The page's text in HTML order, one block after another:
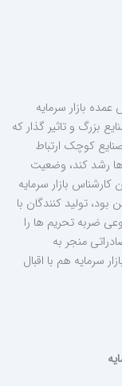
بازار سرمایه
بزرگ و تاثیر گذار که
کوچک ارتباط
رشد کند، وضعیت
بازار سرمایه
تولید کنندگان با
ضربه تحریم ها را
منجر به
سرمایه هم با اقبال